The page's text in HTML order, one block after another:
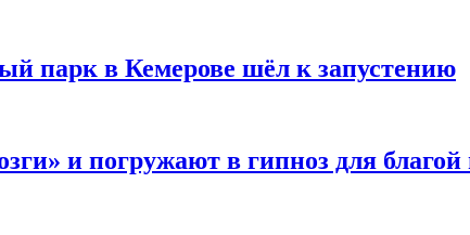
парк в Кемерове шёл к запустению
и погружают в гипноз для благой